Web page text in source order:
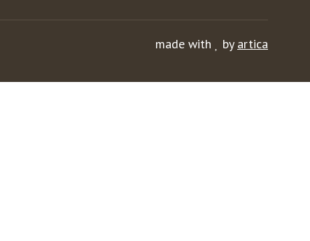
made with by artica